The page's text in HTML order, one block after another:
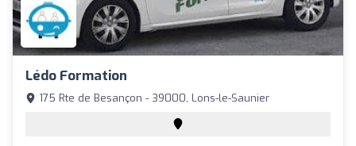
Lédo Formation
175 Rte de Besançon - 39000, Lons-le-Saunier